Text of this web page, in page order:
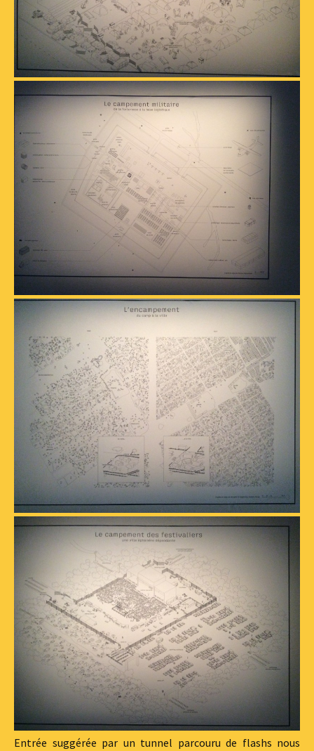
Entrée suggérée par un tunnel parcouru de flashs nous